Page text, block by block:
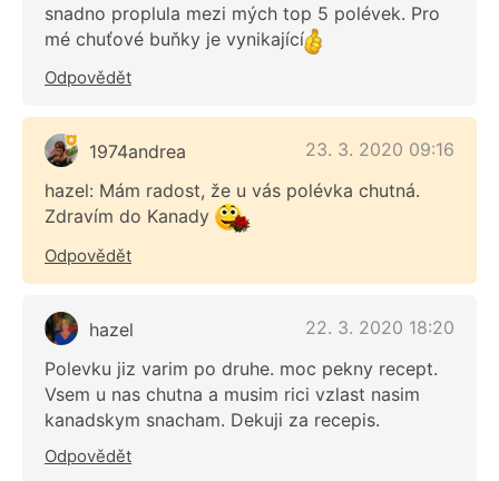
snadno proplula mezi mých top 5 polévek. Pro
mé chuťové buňky je vynikající
Odpovědět
1974andrea
23. 3. 2020 09:16
hazel: Mám radost, že u vás polévka chutná.
Zdravím do Kanady
Odpovědět
hazel
22. 3. 2020 18:20
Polevku jiz varim po druhe. moc pekny recept.
Vsem u nas chutna a musim rici vzlast nasim
kanadskym snacham. Dekuji za recepis.
Odpovědět